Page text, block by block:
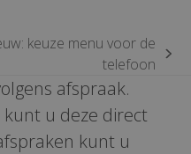
keuze menu voor de
telefoon
afspraak.
u deze direct
kunt u